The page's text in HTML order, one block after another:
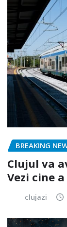
BREAKING
Clujul va
Vezi cine
clujazi